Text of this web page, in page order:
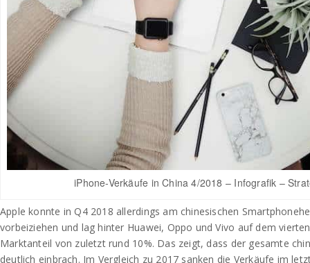
iPhone-Verkäufe in China 4/2018 – Infografik –
Apple konnte in Q4 2018 allerdings am chinesischen
vorbeiziehen und lag hinter Huawei, Oppo und Vivo auf dem
Marktanteil von zuletzt rund 10%. Das zeigt, dass der gesamte
deutlich einbrach. Im Vergleich zu 2017 sanken die Verkäufe im